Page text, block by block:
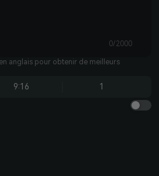
0/2000
anglais pour obtenir de meilleurs
9:16 1